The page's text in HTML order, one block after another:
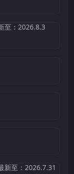
至：2026.8.3
新至：2026.7.31